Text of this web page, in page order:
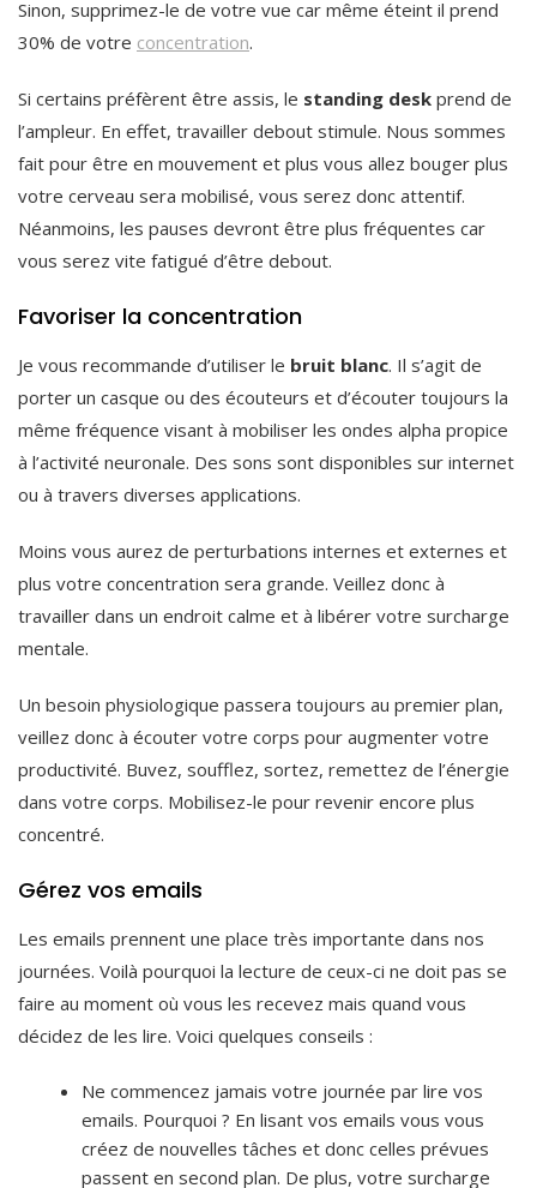
Sinon, supprimez-le de votre vue car même éteint il prend
30% de votre concentration.
Si certains préfèrent être assis, le standing desk prend de
l’ampleur. En effet, travailler debout stimule. Nous sommes
fait pour être en mouvement et plus vous allez bouger plus
votre cerveau sera mobilisé, vous serez donc attentif.
Néanmoins, les pauses devront être plus fréquentes car
vous serez vite fatigué d’être debout.
Favoriser la concentration
Je vous recommande d’utiliser le bruit blanc. Il s’agit de
porter un casque ou des écouteurs et d’écouter toujours la
même fréquence visant à mobiliser les ondes alpha propice
à l’activité neuronale. Des sons sont disponibles sur internet
ou à travers diverses applications.
Moins vous aurez de perturbations internes et externes et
plus votre concentration sera grande. Veillez donc à
travailler dans un endroit calme et à libérer votre surcharge
mentale.
Un besoin physiologique passera toujours au premier plan,
veillez donc à écouter votre corps pour augmenter votre
productivité. Buvez, soufflez, sortez, remettez de l’énergie
dans votre corps. Mobilisez-le pour revenir encore plus
concentré.
Gérez vos emails
Les emails prennent une place très importante dans nos
journées. Voilà pourquoi la lecture de ceux-ci ne doit pas se
faire au moment où vous les recevez mais quand vous
décidez de les lire. Voici quelques conseils :
Ne commencez jamais votre journée par lire vos
emails. Pourquoi ? En lisant vos emails vous vous
créez de nouvelles tâches et donc celles prévues
passent en second plan. De plus, votre surcharge